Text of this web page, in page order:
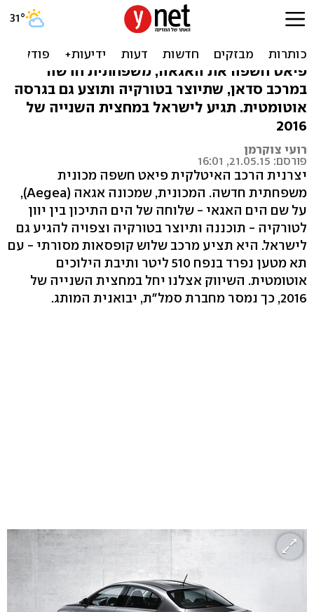
פיאט אגאה - משפחתית
חדשה בדרך לישראל
פיאט חשפה את האגאה, משפחתית חדשה
במרכב סדאן, שתיוצר בטורקיה ותוצע גם בגרסה
אוטומטית. תגיע לישראל במחצית השנייה של
2016
רועי צוקרמן
פורסם: 21.05.15, 16:01
יצרנית הרכב האיטלקית פיאט חשפה מכונית
משפחתית חדשה. המכונית, שמכונה אגאה (Aegea),
על שם הים האגאי - שלוחה של הים התיכון בין יוון
לטורקיה - תוכננה ותיוצר בטורקיה וצפויה להגיע גם
לישראל. היא תציע מרכב שלוש קופסאות מסורתי - עם
תא מטען נפרד בנפח 510 ליטר ותיבת הילוכים
אוטומטית. השיווק אצלנו יחל במחצית השנייה של
2016, כך נמסר מחברת סמל"ת, יבואנית המותג.